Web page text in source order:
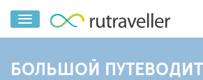
БОЛЬШОЙ